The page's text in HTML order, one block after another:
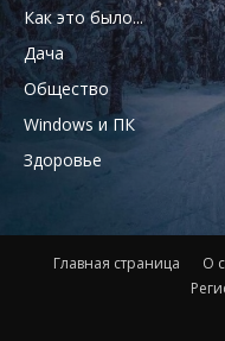
Как это было...
Дача
Общество
Windows и ПК
Здоровье
Главная страница О